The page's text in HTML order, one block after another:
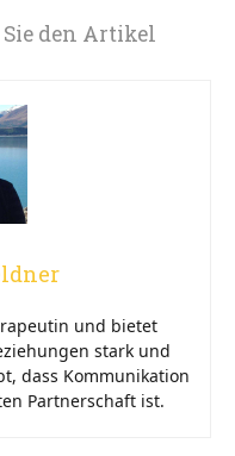
den Artikel
und bietet
stark und
dass Kommunikation
Partnerschaft ist.